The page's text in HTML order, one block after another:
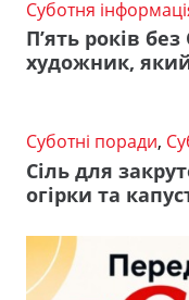
Суботня
П’ять років
художник,
Суботні поради,
Сіль для
огірки та